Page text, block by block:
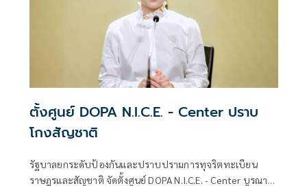
ตั้งศูนย์ DOPA N.I.C.E. - Center ปราบ
โกงสัญชาติ
รัฐบาลยกระดับป้องกันและปราบปรามการทุจริตทะเบียน
ราษฎรและสัญชาติ จัดตั้งศูนย์ DOPA N.I.C.E. - Center บูรณา